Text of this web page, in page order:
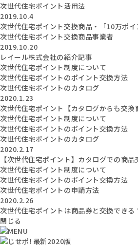
次世代住宅ポイント活用法
2019.10.4
次世代住宅ポイント交換商品・「10万ポ
次世代住宅ポイント交換商品事業者
2019.10.20
レイール株式会社の紹介記事
次世代住宅ポイント制度について
次世代住宅ポイントのポイント交換方法
次世代住宅ポイントのカタログ
2020.1.23
次世代住宅ポイント【カタログからも交換
次世代住宅ポイント制度について
次世代住宅ポイントのポイント交換方法
次世代住宅ポイントのカタログ
2020.2.17
【次世代住宅ポイント】カタログでの商
次世代住宅ポイント制度について
次世代住宅ポイントのポイント交換方法
次世代住宅ポイントの申請方法
2020.2.26
次世代住宅ポイントは商品券と交換できる
閉じる